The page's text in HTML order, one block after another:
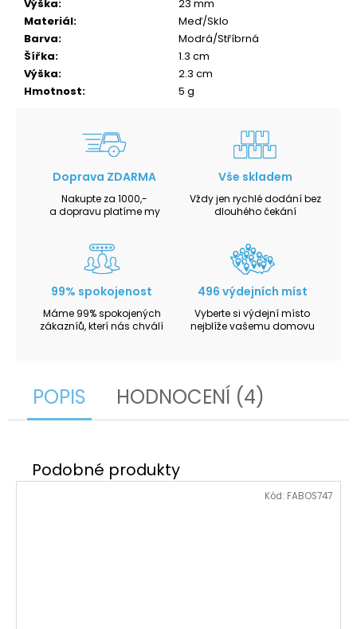
Výška:
23 mm
Materiál:
Meď/Sklo
Barva:
Modrá/Stříbrná
Šířka:
1.3 cm
Výška:
2.3 cm
Hmotnost: 5 g
Doprava ZDARMA
Nakupte za 1000,-
a dopravu platíme my
Vše skladem
Vždy jen rychlé dodání bez
dlouhého čekání
99% spokojenost
Máme 99% spokojených
zákazníů, kterí nás chválí
496 výdejních míst
Vyberte si výdejní místo
nejblíže vašemu domovu
POPIS HODNOCENÍ (4)
Kód: FABOS747